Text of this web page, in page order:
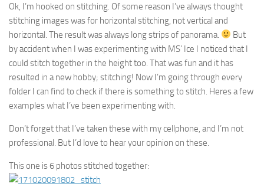
Ok, I’m hooked on stitching. Of some reason I’ve always thought
stitching images was for horizontal stitching, not vertical and
horizontal. The result was always long strips of panorama.
But
by accident when I was experimenting with MS’ Ice I noticed that I
could stitch together in the height too. That was fun and it has
resulted in a new hobby; stitching! Now I’m going through every
folder I can find to check if there is something to stitch. Heres a few
examples what I’ve been experimenting with.
Don’t forget that I’ve taken these with my cellphone, and I’m not
professional. But I’d love to hear your opinion on these.
This one is 6 photos stitched together: